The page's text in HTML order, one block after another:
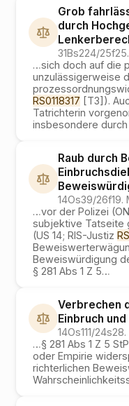
Grob
durch
31Bs224/25f
…sich doch auf die
unzulässigerweise
RS0118317 [T3]).
Tatrichterin
insbesondere
Raub durch
14Os39/26f19.
…vor der Polizei
subjektive Tatseite
(US 14; RIS-Justiz
Beweiswürdigung
§ 281 Abs 1 Z 5…
Verbrechen
Einbruch
14Os111/24s
…§ 281 Abs 1 Z 5
oder Empirie
richterlichen